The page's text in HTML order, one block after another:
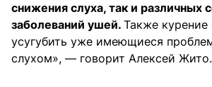
снижения слуха, так и различных
заболеваний ушей. Также
усугубить уже имеющиеся
слухом», — говорит Алексей Жито.